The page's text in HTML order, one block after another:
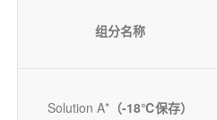
组分名称
Solution A*（-18℃保存）